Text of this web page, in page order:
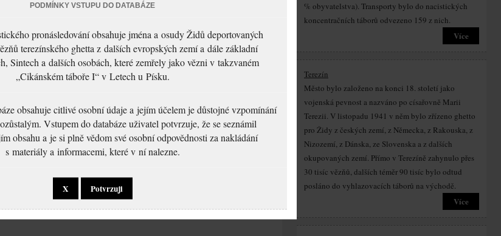
% obyvatelstva). Transporty bylo do nacistických
koncentračních táborů odvezeno 159 z nich.
Více
Terezín
Město bylo založeno na konci 18. století jako
vojenská pevnost a nazváno po císařovně Marii
Terezii. V listopadu 1941 v něm bylo zřízeno ghetto
pro Židy z českých zemí, z Německa, z Rakouska, z
Nizozemí, z Dánska, ze Slovenska a z dalších
okupovaných zemí. Přímo v Terezíně zahynulo přes
30 tisíc vězňů, dalších téměr 90 tisíc bylo odtud
posláno do vyhlazovacích táborů na východě.
Více
PODMÍNKY VSTUPU DO DATABÁZE
pronásledování obsahuje jména a osudy Židů deportovaných
terezínského ghetta z dalších evropských zemí a dále základní
Sintech a dalších osobách, které zemřely jako vězni v takzvaném
„Cikánském táboře I“ v Letech u Písku.
obsahuje citlivé osobní údaje a jejím účelem je důstojné vzpomínání
Vstupem do databáze uživatel potvrzuje, že se seznámil
obsahu a je si plně vědom své osobní odpovědnosti za nakládání
s materiály a informacemi, které v ní nalezne.
X Potvrzuji